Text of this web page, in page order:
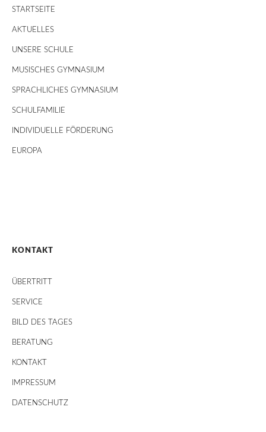
STARTSEITE
AKTUELLES
UNSERE SCHULE
MUSISCHES GYMNASIUM
SPRACHLICHES GYMNASIUM
SCHULFAMILIE
INDIVIDUELLE FÖRDERUNG
EUROPA
KONTAKT
ÜBERTRITT
SERVICE
BILD DES TAGES
BERATUNG
KONTAKT
IMPRESSUM
DATENSCHUTZ